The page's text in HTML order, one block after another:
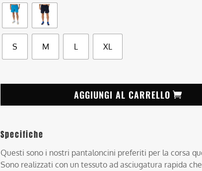
S M L XL
AGGIUNGI AL CARRELLO
Specifiche
Questi sono i nostri pantaloncini preferiti per la corsa
Sono realizzati con un tessuto ad asciugatura rapida